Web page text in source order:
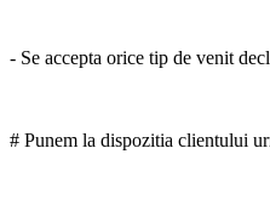
- Se accepta orice tip de venit
# Punem la dispozitia clientului